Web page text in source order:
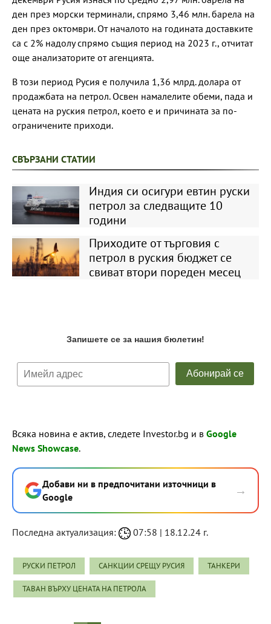
ден през морски терминали, спрямо 3,46 млн. барела на
ден през октомври. От началото на годината доставките
са с 2% надолу спрямо същия период на 2023 г., отчитат
още анализаторите от агенцията.
В този период Русия е получила 1,36 млрд. долара от
продажбата на петрол. Освен намалелите обеми, пада и
цената на руския петрол, което е и причината за по-
ограничените приходи.
СВЪРЗАНИ СТАТИИ
Индия си осигури евтин руски
петрол за следващите 10
години
Приходите от търговия с
петрол в руския бюджет се
свиват втори пореден месец
Всяка новина е актив, следете Investor.bg и в Google
News Showcase.
Добави ни в предпочитани източници в
Google
→
Последна актуализация: 07:58 | 18.12.24 г.
РУСКИ ПЕТРОЛ САНКЦИИ СРЕЩУ РУСИЯ ТАНКЕРИ
ТАВАН ВЪРХУ ЦЕНАТА НА ПЕТРОЛА